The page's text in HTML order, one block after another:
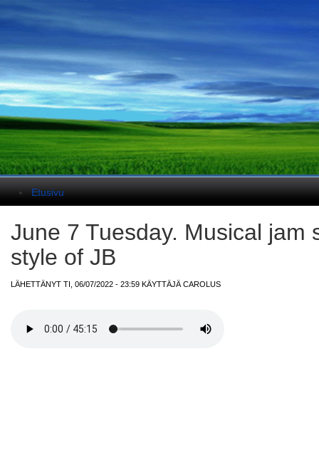
Päävalikko
Etusivu
June 7 Tuesday. Musical jam
style of JB
LÄHETTÄNYT TI, 06/07/2022 - 23:59 KÄYTTÄJÄ CAROLUS